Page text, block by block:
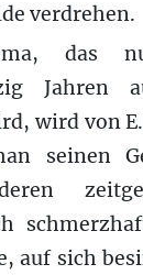
verdrehen.
das
Jahren
wird von
seinen
auf sich